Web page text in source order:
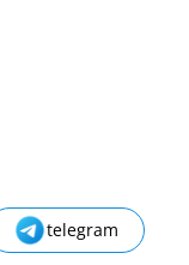
telegram